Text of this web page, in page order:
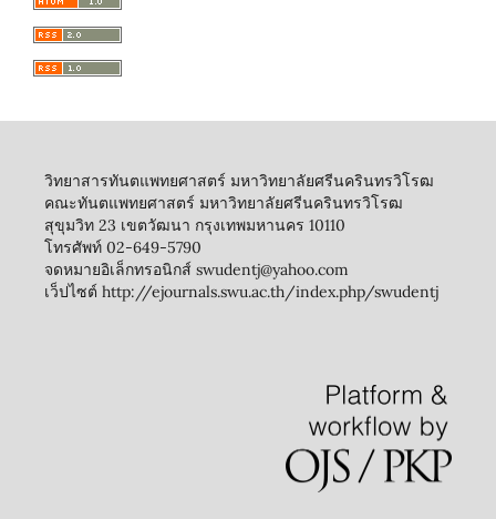
วิทยาสารทันตแพทยศาสตร์ มหาวิทยาลัยศรีนครินทรวิโรฒ
คณะทันตแพทยศาสตร์ มหาวิทยาลัยศรีนครินทรวิโรฒ
สุขุมวิท 23 เขตวัฒนา กรุงเทพมหานคร 10110
โทรศัพท์ 02-649-5790
จดหมายอิเล็กทรอนิกส์ swudentj@yahoo.com
เว็ปไซต์ http://ejournals.swu.ac.th/index.php/swudentj